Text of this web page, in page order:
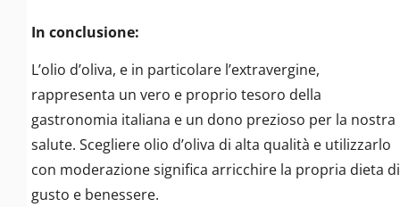
In conclusione:
L’olio d’oliva, e in particolare l’extravergine,
rappresenta un vero e proprio tesoro della
gastronomia italiana e un dono prezioso per la nostra
salute. Scegliere olio d’oliva di alta qualità e utilizzarlo
con moderazione significa arricchire la propria dieta di
gusto e benessere.